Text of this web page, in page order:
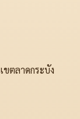
ขตลาดกระบัง